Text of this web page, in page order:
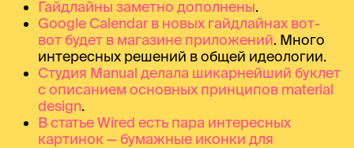
Гайдлайны заметно дополнены.
Google Calendar в новых гайдлайнах вот-
вот будет в магазине приложений. Много
интересных решений в общей идеологии.
Студия Manual делала шикарнейший буклет
с описанием основных принципов material
design.
В статье Wired есть пара интересных
картинок — бумажные иконки для